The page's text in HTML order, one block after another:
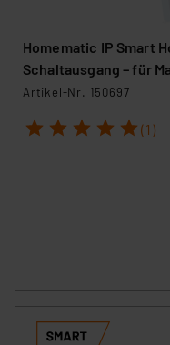
Homematic IP Smart
Schaltausgang – für
BWTH24
Artikel-Nr. 150697
1 2 3 4 5 (1)